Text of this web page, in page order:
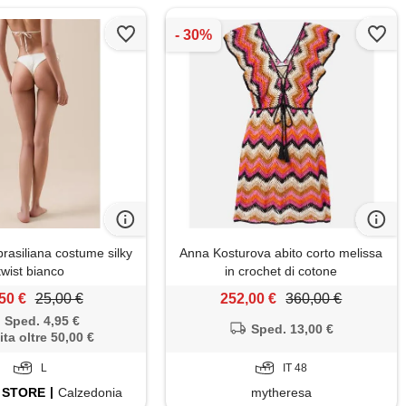
costume silky
bianco
€ 25,00 €
Sped. 4,95 €
oltre 50,00 €
L
Calzedonia
Anna Kosturova abito corto melissa
in crochet di cotone
252,00 € 360,00 €
Sped. 13,00 €
IT 48
mytheresa